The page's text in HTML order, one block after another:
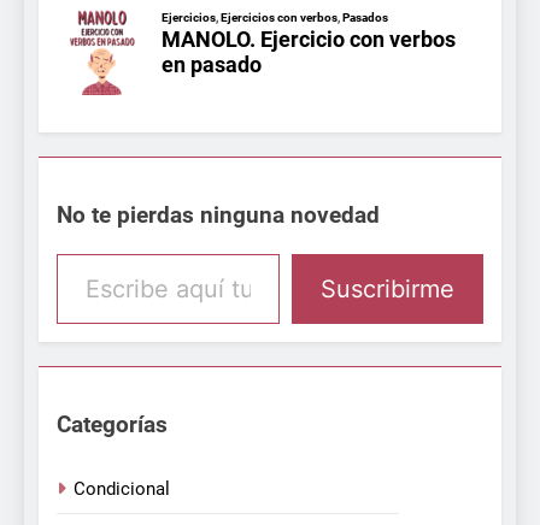
No te pierdas ninguna novedad
Escribe aquí tu email
Suscribirme
Categorías
Condicional